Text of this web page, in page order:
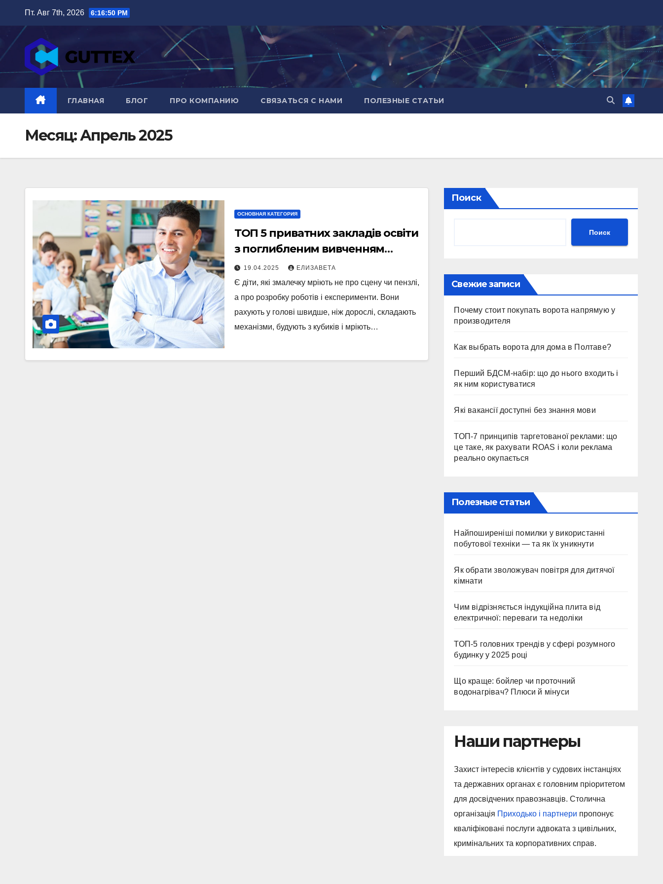
содержимому
Пт. Авг 7th, 2026 6:16:51 PM
ГЛАВНАЯ БЛОГ ПРО КОМПАНИЮ СВЯЗАТЬСЯ С НАМИ ПОЛЕЗНЫЕ СТАТЬИ
Месяц:Апрель 2025
ОСНОВНАЯ КАТЕГОРИЯ
ТОП 5 приватних закладів освіти
з поглибленим вивченням
точних наук у Києві
19.04.2025 ЕЛИЗАВЕТА
Є діти, які змалечку мріють не про сцену чи пензлі,
а про розробку роботів і експерименти. Вони
рахують у голові швидше, ніж дорослі, складають
механізми, будують з кубиків і мріють…
Поиск
Поиск
Свежие записи
Почему стоит покупать ворота напрямую у
производителя
Как выбрать ворота для дома в Полтаве?
Перший БДСМ-набір: що до нього входить і
як ним користуватися
Які вакансії доступні без знання мови
ТОП-7 принципів таргетованої реклами: що
це таке, як рахувати ROAS і коли реклама
реально окупається
Полезные статьи
Найпоширеніші помилки у використанні
побутової техніки — та як їх уникнути
Як обрати зволожувач повітря для дитячої
кімнати
Чим відрізняється індукційна плита від
електричної: переваги та недоліки
ТОП-5 головних трендів у сфері розумного
будинку у 2025 році
Що краще: бойлер чи проточний
водонагрівач? Плюси й мінуси
Наши партнеры
Захист інтересів клієнтів у судових інстанціях
та державних органах є головним пріоритетом
для досвідчених правознавців. Столична
організація Приходько і партнери пропонує
кваліфіковані послуги адвоката з цивільних,
кримінальних та корпоративних справ.